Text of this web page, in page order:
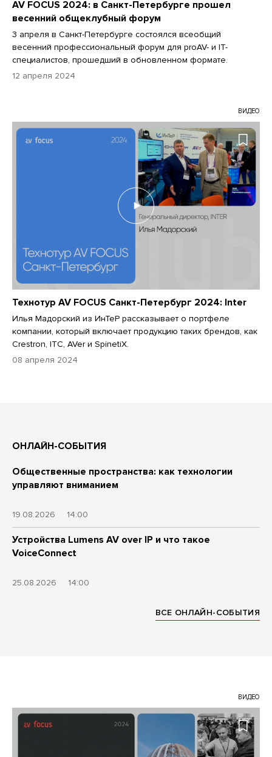
AV FOCUS 2024: в Санкт-Петербурге прошел
весенний общеклубный форум
3 апреля в Санкт-Петербурге состоялся всеобщий
весенний профессиональный форум для proAV- и IT-
специалистов, прошедший в обновленном формате.
12 апреля 2024
ВИДЕО
Технотур AV FOCUS Санкт-Петербург 2024: Inter
Илья Мадорский из ИнТеР рассказывает о портфеле
компании, который включает продукцию таких брендов, как
Crestron, ITC, AVer и SpinetiX.
08 апреля 2024
ВИДЕО
ОНЛАЙН-СОБЫТИЯ
Общественные пространства: как технологии
управляют вниманием
19.08.2026 14:00
Устройства Lumens AV over IP и что такое
VoiceConnect
25.08.2026 14:00
ВСЕ ОНЛАЙН-СОБЫТИЯ